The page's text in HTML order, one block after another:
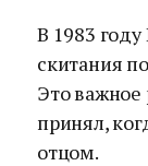
В 1983
скитания
Это
принял,
отцом.